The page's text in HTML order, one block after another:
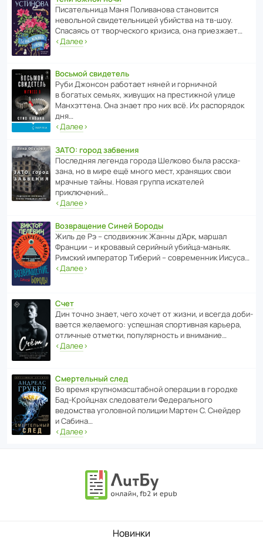
Писа­тель­ница Маня Поли­ва­нова стано­вится
невольной свиде­тель­ницей убийства на тв-шоу.
Спасаясь от твор­че­с­кого кризиса, она приезжает…
‹Далее›
Восьмой свидетель
Руби Джонсон рабо­тает няней и горни­чной
в богатых семьях, живущих на прес­ти­жной улице
Манх­эт­тена. Она знает про них всё. Их распо­рядок
дня…
‹Далее›
ЗАТО: город забвения
После­дняя легенда города Шелково была расска­
зана, но в мире ещё много мест, хранящих свои
мрачные тайны. Новая группа иска­телей
приключений…
‹Далее›
Возвращение Синей Бороды
Жиль де Рэ – спод­ви­жник Жанны д’Арк, маршал
Франции – и кровавый серийный убийца-маньяк.
Римский импе­ратор Тиберий – совре­менник Иисуса…
‹Далее›
Счет
Дин точно знает, чего хочет от жизни, и всегда доби­
ва­ется жела­е­мого: успе­шная спор­ти­вная карьера,
отли­чные отметки, попу­ля­р­ность и внимание…
‹Далее›
Смертельный след
Во время круп­но­мас­ш­та­бной операции в городке
Бад‑Крой­цнах следо­ва­тели Феде­раль­ного
ведомства уголо­вной полиции Мартен С. Снейдер
и Сабина…
‹Далее›
Новинки